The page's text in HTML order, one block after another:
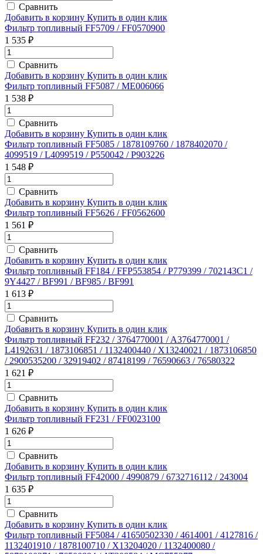
Сравнить
Добавить в корзину Купить в один клик
Фильтр топливный FF5709 / FF0570900
1 535 ₽
Сравнить
Добавить в корзину Купить в один клик
Фильтр топливный FF5087 / ME006066
1 538 ₽
Сравнить
Добавить в корзину Купить в один клик
Фильтр топливный FF5085 / 1878109760 / 1878402070 /
4099519 / L4099519 / P550042 / P903226
1 548 ₽
Сравнить
Добавить в корзину Купить в один клик
Фильтр топливный FF5626 / FF0562600
1 561 ₽
Сравнить
Добавить в корзину Купить в один клик
Фильтр топливный FF184 / FFP553854 / P779399 / 702143C1 /
9Y4427 / BF991 / BF985 / BF991
1 613 ₽
Сравнить
Добавить в корзину Купить в один клик
Фильтр топливный FF232 / 3764770001 / A3764770001 /
L4192631 / 1873106851 / 1132400440 / X13240021 / 1873106850
/ 2900535200 / 32919402 / 87418199 / 76590663 / 76580322
1 621 ₽
Сравнить
Добавить в корзину Купить в один клик
Фильтр топливный FF231 / FF0023100
1 626 ₽
Сравнить
Добавить в корзину Купить в один клик
Фильтр топливный FF42000 / 4990879 / 6732716112 / 243004
1 635 ₽
Сравнить
Добавить в корзину Купить в один клик
Фильтр топливный FF5084 / 41650502330 / 4614001 / 4127816 /
1132401910 / 1878100710 / X13204020 / 1132400080 /